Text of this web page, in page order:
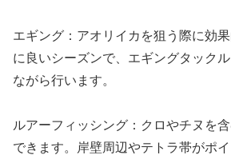
エギング：アオリイカを狙う際に効
に良いシーズンで、エギングタック
ながら行います。
ルアーフィッシング：クロやチヌを
できます。岸壁周辺やテトラ帯がポ